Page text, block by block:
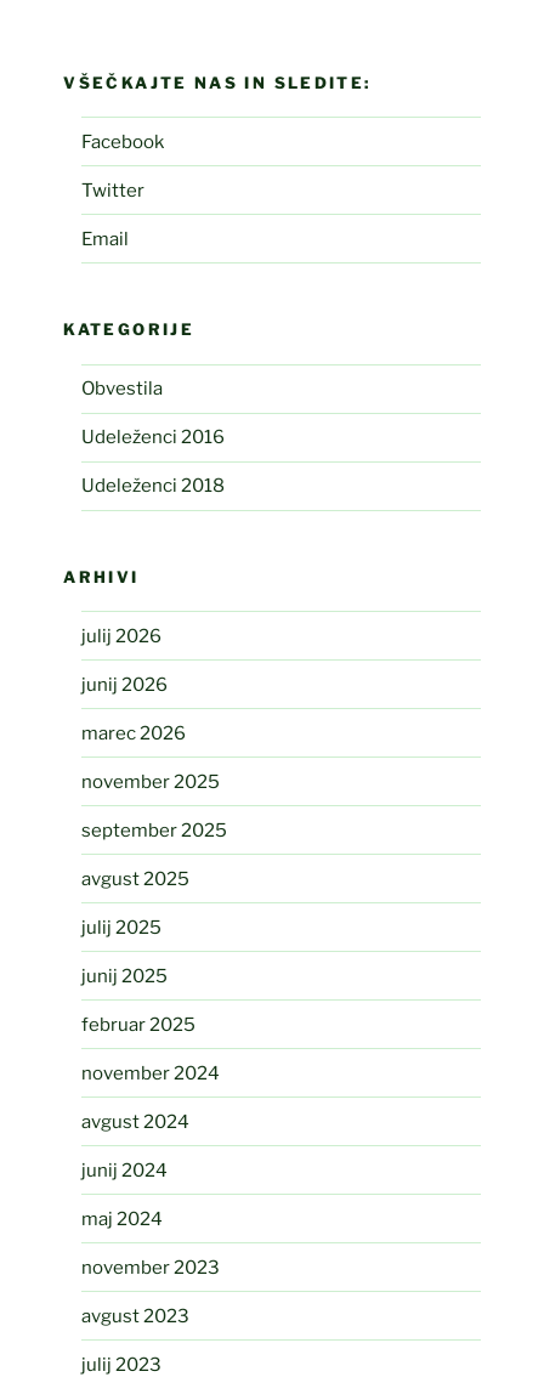
VŠEČKAJTE NAS IN SLEDITE:
Facebook
Twitter
Email
KATEGORIJE
Obvestila
Udeleženci 2016
Udeleženci 2018
ARHIVI
julij 2026
junij 2026
marec 2026
november 2025
september 2025
avgust 2025
julij 2025
junij 2025
februar 2025
november 2024
avgust 2024
junij 2024
maj 2024
november 2023
avgust 2023
julij 2023